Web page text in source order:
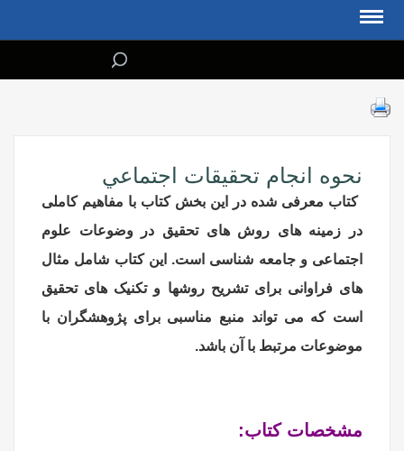
نحوه انجام تحقيقات اجتماعي
کتاب معرفی شده در این بخش کتاب با مفاهیم کاملی
در زمینه های روش های تحقیق در وضوعات علوم
اجتماعی و جامعه شناسی است. این کتاب شامل مثال
های فراوانی برای تشریح روشها و تکنیک های تحقیق
است که می تواند منبع مناسبی برای پژوهشگران با
موضوعات مرتبط با آن باشد.
مشخصات کتاب: